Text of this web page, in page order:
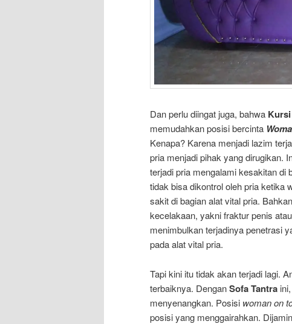
Dan perlu diingat juga, bahwa
memudahkan posisi bercinta
Kenapa? Karena menjadi lazim
pria menjadi pihak yang dirugikan.
terjadi pria mengalami kesakitan di
tidak bisa dikontrol oleh pria ketika
sakit di bagian alat vital pria.
kecelakaan, yakni fraktur penis
menimbulkan terjadinya penetrasi
pada alat vital pria.
Tapi kini itu tidak akan terjadi lagi.
terbaiknya. DenganSofa Tantra
menyenangkan. Posisi woman on
posisi yang menggairahkan.